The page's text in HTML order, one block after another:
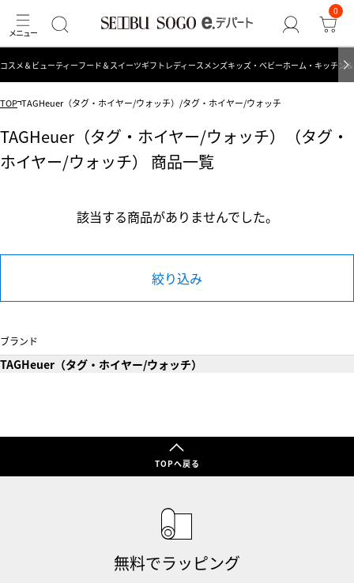
0
コスメ＆ビューティーフード＆スイーツギフト レディース メンズキッズ・ベビーホーム・キッチン
TOP TAGHeuer（タグ・ホイヤー/ウォッチ）/タグ・ホイヤー/ウォッチ
TAGHeuer（タグ・ホイヤー/ウォッチ）（タグ・
ホイヤー/ウォッチ） 商品一覧
該当する商品がありませんでした。
絞り込み
ブランド
TAGHeuer（タグ・ホイヤー/ウォッチ）
TOPへ戻る
無料でラッピング